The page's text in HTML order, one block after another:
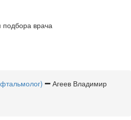
подбора врача
Агеев Владимир